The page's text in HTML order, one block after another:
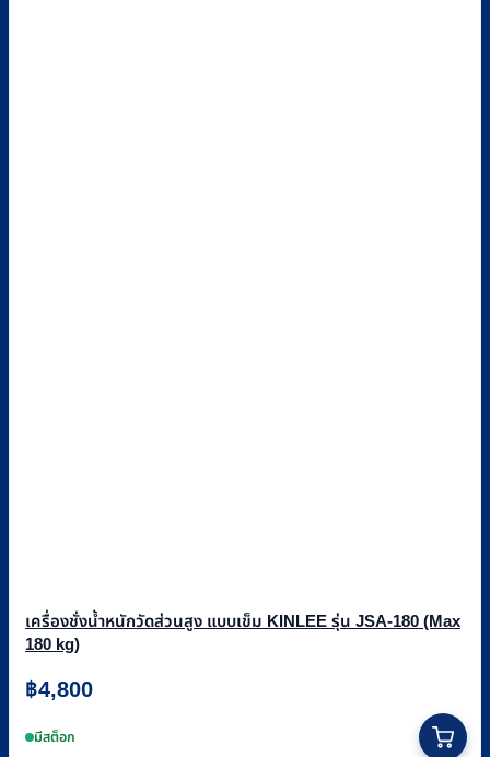
เครื่องชั่งน้ำหนักวัดส่วนสูง แบบเข็ม KINLEE รุ่น JSA-180 (Max
180 kg)
฿4,800
มีสต็อก